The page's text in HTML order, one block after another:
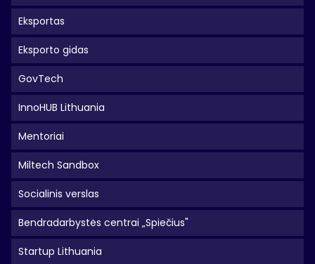
Eksportas
Eksporto gidas
GovTech
InnoHUB Lithuania
Mentoriai
Miltech Sandbox
Socialinis verslas
Bendradarbystės centrai „Spiečius"
Startup Lithuania